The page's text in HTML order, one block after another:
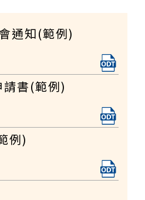
通知(範例)
書(範例)
例)